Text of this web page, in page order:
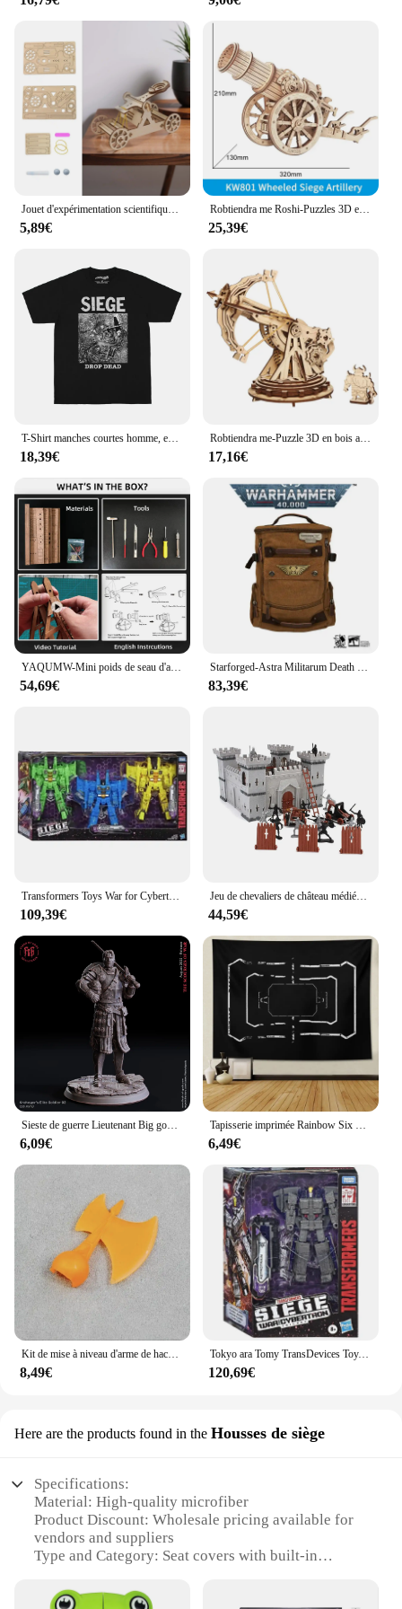
Jouet d'expérimentation scientifique, dispositif de siège de catapulte bricolage pour étudiants, enfants de 3 ans et plus
5,89€
Robtiendra me Roshi-Puzzles 3D en Bois pour Enfant et Adulte, Jouet Type Canon, Catapulte, Modèle STEM, Projets
25,39€
T-Shirt manches courtes homme, en coton, avec fréquence de chute, groupe Punk Grindcore, Spazz Heresy, Electro HipMED
18,39€
Robtiendra me-Puzzle 3D en bois avec armes de siège médiéval, jeu d'assemblage, jouet de stratégie de guerre, cadeau pour enfants, adolescents et adultes, KW401, KW801
17,16€
YAQUMW-Mini poids de seau d'armes de siège médiéval européen, puzzle en bois 3D, kits de modèles de bricolage, projets STEM, jouets pour cadeaux
54,69€
Starforged-Astra Militarum Death Korps of Krieg, Seege Regiment Mochila Warhammer, 40K Bolsa Para Computer, Marrón, M, Classic
83,39€
Transformers Toys War for Cybertron: Siège WFC-S52-54 Seeker, AcidStorm, NovaStorm, IonStorm, Figurines à collectionner, Cadeaux, Loisirs, 3 paquets
109,39€
Jeu de chevaliers de château médiéval pour enfants, accessoires de jeu d'infperform, soldats de guerre, bouclier de siège, loisirs, 1 ensemble
44,59€
Sieste de guerre Lieutenant Big gobelin terminé en scène de siège, pièces explorez ecs du MDN, équipe de course
6,09€
Tapisserie imprimée Rainbow Six Siege Frost Trap, tapisserie décorative adaptée au salon et à la chambre
6,49€
Kit de mise à niveau d'arme de hache en résine pour siège, Earthrise, OP Commander, accessoires de figurine en verre brisé, en stock
8,49€
Tokyo ara Tomy TransDevices Toy, série Siège WFC-S51 STRAtrain Action Figure, Collection Robot, Jouet pour enfants Hobby, En stock
120,69€
Here are the products found in the Housses de siège
Specifications:
Material: High-quality microfiber
Product Discount: Wholesale pricing available for
vendors and suppliers
Type and Category: Seat covers with built-in
Design and Style: Sleek, modern design that